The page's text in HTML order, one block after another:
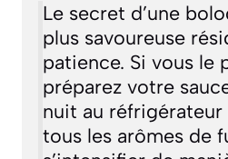
Le secret d’une
plus savoureuse
patience. Si vous le
préparez votre
nuit au
tous les arômes de